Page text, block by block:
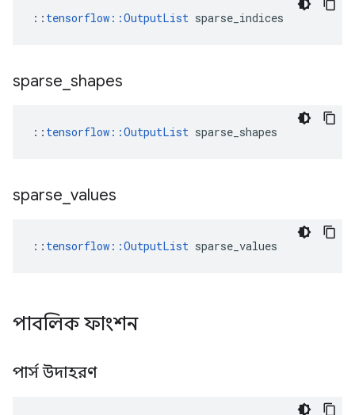
:: tensorflow::OutputList sparse_indices
sparse shapes
:: tensorflow::OutputList sparse_shapes
sparse values
:: tensorflow::OutputList sparse_values
পাবলিক ফাংশন
পার্স উদাহরণ